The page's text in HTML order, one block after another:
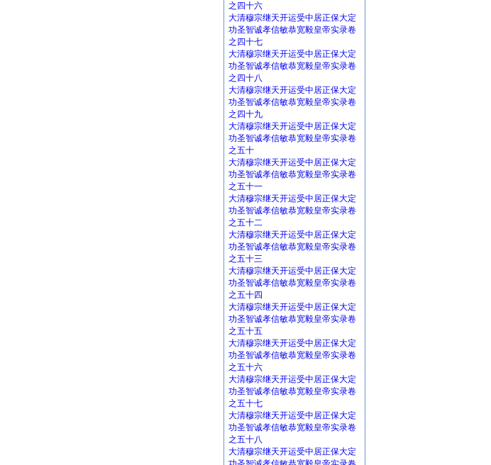
之四十六
大清穆宗继天开运受中居正保大定
功圣智诚孝信敏恭宽毅皇帝实录卷
之四十七
大清穆宗继天开运受中居正保大定
功圣智诚孝信敏恭宽毅皇帝实录卷
之四十八
大清穆宗继天开运受中居正保大定
功圣智诚孝信敏恭宽毅皇帝实录卷
之四十九
大清穆宗继天开运受中居正保大定
功圣智诚孝信敏恭宽毅皇帝实录卷
之五十
大清穆宗继天开运受中居正保大定
功圣智诚孝信敏恭宽毅皇帝实录卷
之五十一
大清穆宗继天开运受中居正保大定
功圣智诚孝信敏恭宽毅皇帝实录卷
之五十二
大清穆宗继天开运受中居正保大定
功圣智诚孝信敏恭宽毅皇帝实录卷
之五十三
大清穆宗继天开运受中居正保大定
功圣智诚孝信敏恭宽毅皇帝实录卷
之五十四
大清穆宗继天开运受中居正保大定
功圣智诚孝信敏恭宽毅皇帝实录卷
之五十五
大清穆宗继天开运受中居正保大定
功圣智诚孝信敏恭宽毅皇帝实录卷
之五十六
大清穆宗继天开运受中居正保大定
功圣智诚孝信敏恭宽毅皇帝实录卷
之五十七
大清穆宗继天开运受中居正保大定
功圣智诚孝信敏恭宽毅皇帝实录卷
之五十八
大清穆宗继天开运受中居正保大定